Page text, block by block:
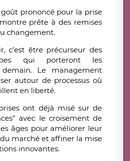
prononcé pour la prise
prête à des remises
changement.
c’est être précurseur des
qui porteront les
Le management
autour de processus où
en liberté.
ont déjà misé sur de
avec le croisement de
âges pour améliorer leur
marché et affiner la mise
innovantes.